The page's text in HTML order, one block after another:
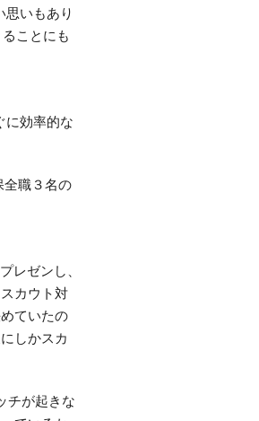
いもあり
ことにも
に効率的な
全職３名の
レゼンし、
カウト対
ていたの
しかスカ
チが起きな